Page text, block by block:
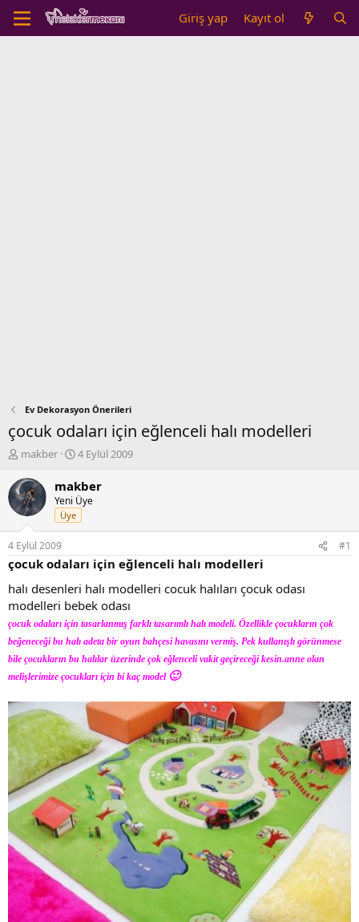
Giriş yap Kayıt ol
Ev Dekorasyon Önerileri
çocuk odaları için eğlenceli halı modelleri
K
n
b
u
y
u
b
a
ş
l
a
t
a
n
makber
B
ş
l
a
n
ı
ç
t
a
r
i
h
i
4 Eylül 2009
makber
Yeni Üye
Üye
4 Eylül 2009 #1
çocuk odaları için eğlenceli halı modelleri
halı desenleri halı modelleri cocuk halıları çocuk odası
modelleri bebek odası
çocuk odaları için tasarlanmış farklı tasarımlı halı modeli. Özellikle çocukların çok
beğeneceği bu halı adeta bir oyun bahçesi havasını vermiş. Pek kullanışlı görünmese
bile çocukların bu halılar üzerinde çok eğlenceli vakit geçireceği kesin.anne olan
melişlerimize çocukları için bi kaç model 🙂